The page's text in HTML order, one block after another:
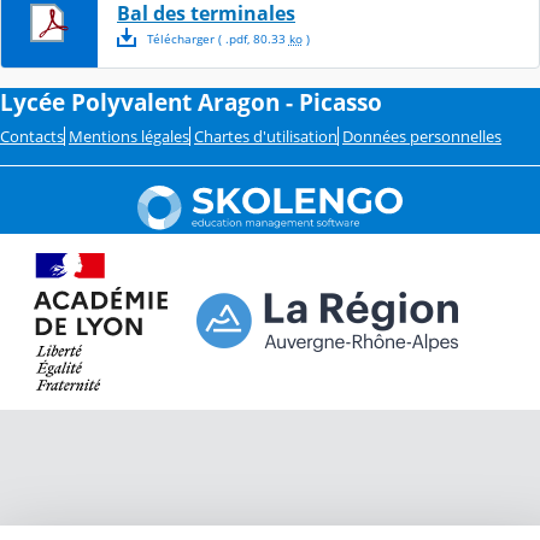
Bal des terminales
Télécharger( .pdf, 80.33 ko)
Lycée Polyvalent Aragon - Picasso
Contacts Mentions légales Chartes d'utilisation Données personnelles